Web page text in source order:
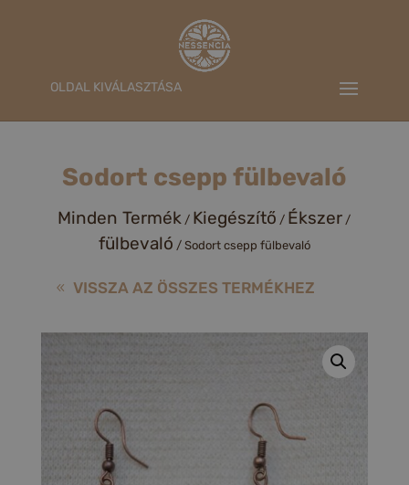
OLDAL KIVÁLASZTÁSA
Sodort csepp fülbevaló
Minden Termék / Kiegészítő / Ékszer /
fülbevaló / Sodort csepp fülbevaló
VISSZA AZ ÖSSZES TERMÉKHEZ